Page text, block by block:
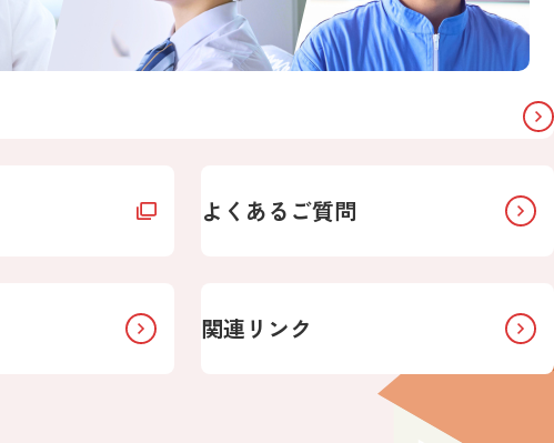
よくあるご質問
関連リンク